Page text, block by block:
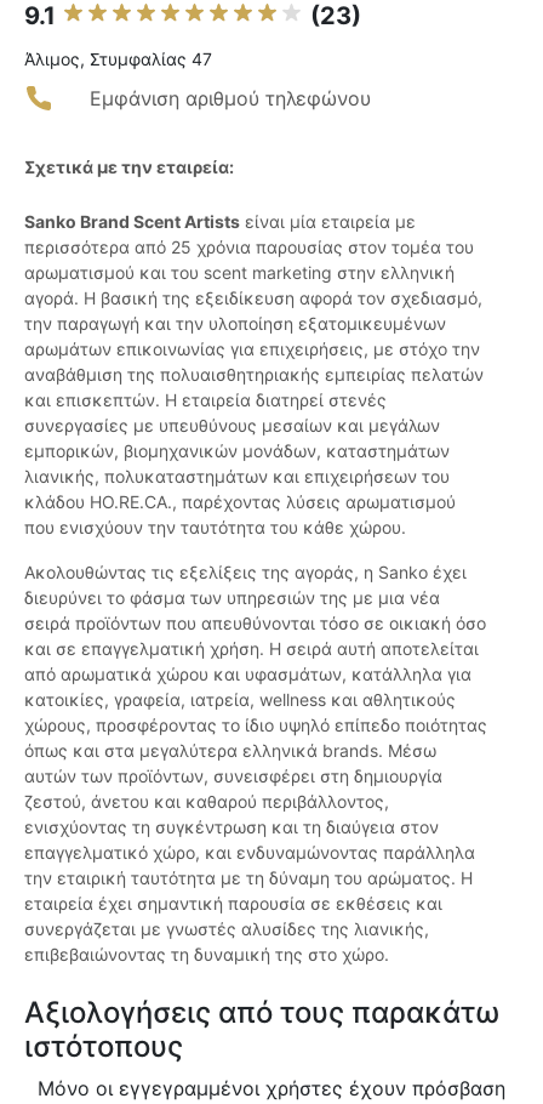
9.1 (23)
Άλιμος, Στυμφαλίας 47
Εμφάνιση αριθμού τηλεφώνου
Σχετικά με την εταιρεία:
Sanko Brand Scent Artists είναι μία εταιρεία με
περισσότερα από 25 χρόνια παρουσίας στον τομέα του
αρωματισμού και του scent marketing στην ελληνική
αγορά. Η βασική της εξειδίκευση αφορά τον σχεδιασμό,
την παραγωγή και την υλοποίηση εξατομικευμένων
αρωμάτων επικοινωνίας για επιχειρήσεις, με στόχο την
αναβάθμιση της πολυαισθητηριακής εμπειρίας πελατών
και επισκεπτών. Η εταιρεία διατηρεί στενές
συνεργασίες με υπευθύνους μεσαίων και μεγάλων
εμπορικών, βιομηχανικών μονάδων, καταστημάτων
λιανικής, πολυκαταστημάτων και επιχειρήσεων του
κλάδου HO.RE.CA., παρέχοντας λύσεις αρωματισμού
που ενισχύουν την ταυτότητα του κάθε χώρου.
Ακολουθώντας τις εξελίξεις της αγοράς, η Sanko έχει
διευρύνει το φάσμα των υπηρεσιών της με μια νέα
σειρά προϊόντων που απευθύνονται τόσο σε οικιακή όσο
και σε επαγγελματική χρήση. Η σειρά αυτή αποτελείται
από αρωματικά χώρου και υφασμάτων, κατάλληλα για
κατοικίες, γραφεία, ιατρεία, wellness και αθλητικούς
χώρους, προσφέροντας το ίδιο υψηλό επίπεδο ποιότητας
όπως και στα μεγαλύτερα ελληνικά brands. Μέσω
αυτών των προϊόντων, συνεισφέρει στη δημιουργία
ζεστού, άνετου και καθαρού περιβάλλοντος,
ενισχύοντας τη συγκέντρωση και τη διαύγεια στον
επαγγελματικό χώρο, και ενδυναμώνοντας παράλληλα
την εταιρική ταυτότητα με τη δύναμη του αρώματος. Η
εταιρεία έχει σημαντική παρουσία σε εκθέσεις και
συνεργάζεται με γνωστές αλυσίδες της λιανικής,
επιβεβαιώνοντας τη δυναμική της στο χώρο.
Αξιολογήσεις από τους παρακάτω
ιστότοπους
Μόνο οι εγγεγραμμένοι χρήστες έχουν πρόσβαση